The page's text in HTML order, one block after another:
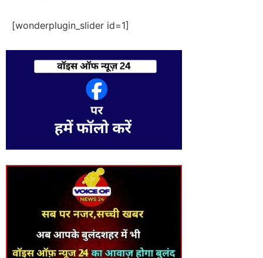
[wonderplugin_slider id=1]